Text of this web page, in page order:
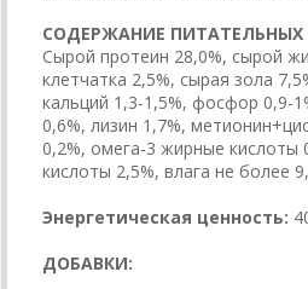
СОДЕРЖАНИЕ ПИТАТЕЛЬНЫХ
Сырой протеин 28,0%, сырой
клетчатка 2,5%, сырая зола
кальций 1,3-1,5%, фосфор 0,9-
0,6%, лизин 1,7%,
0,2%, омега-3 жирные кислоты
кислоты 2,5%, влага не более
Энергетическая ценность:
ДОБАВКИ: